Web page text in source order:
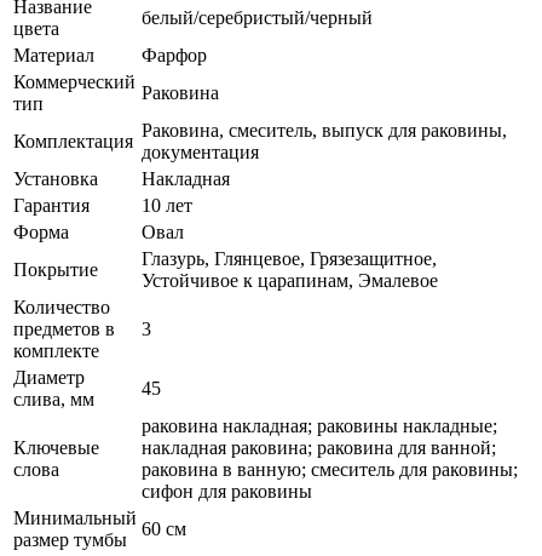
Название
цвета
белый/серебристый/черный
Материал
Фарфор
Коммерческий
тип
Раковина
Комплектация
Раковина, смеситель, выпуск для раковины,
документация
Установка
Накладная
Гарантия
10 лет
Форма
Овал
Покрытие
Глазурь, Глянцевое, Грязезащитное,
Устойчивое к царапинам, Эмалевое
Количество
предметов в
комплекте
3
Диаметр
слива, мм
45
Ключевые
слова
раковина накладная; раковины накладные;
накладная раковина; раковина для ванной;
раковина в ванную; смеситель для раковины;
сифон для раковины
Минимальный
размер тумбы
60 см